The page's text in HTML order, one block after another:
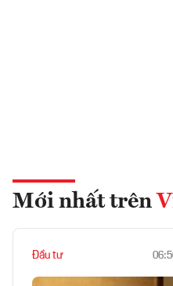
Mới nhất trên
Đầu tư